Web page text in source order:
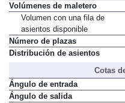
Volúmenes de maletero
Volumen con una fila de
asientos disponible
Número de plazas
Distribución de asientos
Cotas
Ángulo de entrada
Ángulo de salida